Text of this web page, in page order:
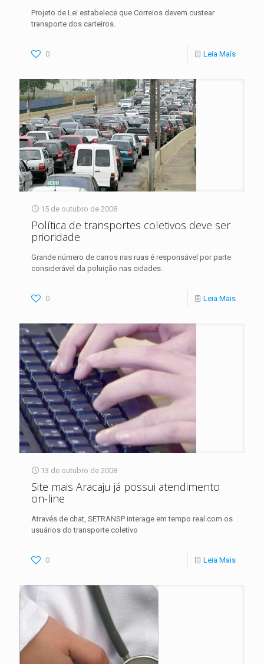
Projeto de Lei estabelece que Correios devem custear
transporte dos carteiros.
0 Leia Mais
15 de outubro de 2008
Política de transportes coletivos deve ser
prioridade
Grande número de carros nas ruas é responsável por parte
considerável da poluição nas cidades.
0 Leia Mais
13 de outubro de 2008
Site mais Aracaju já possui atendimento
on-line
Através de chat, SETRANSP interage em tempo real com os
usuários do transporte coletivo
0 Leia Mais